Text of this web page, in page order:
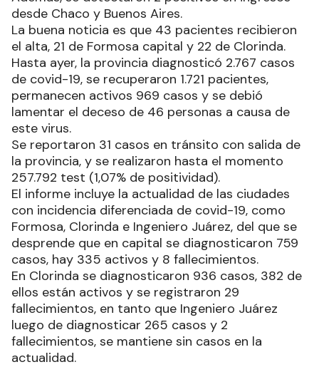
desde Chaco y Buenos Aires.
La buena noticia es que 43 pacientes recibieron
el alta, 21 de Formosa capital y 22 de Clorinda.
Hasta ayer, la provincia diagnosticó 2.767 casos
de covid-19, se recuperaron 1.721 pacientes,
permanecen activos 969 casos y se debió
lamentar el deceso de 46 personas a causa de
este virus.
Se reportaron 31 casos en tránsito con salida de
la provincia, y se realizaron hasta el momento
257.792 test (1,07% de positividad).
El informe incluye la actualidad de las ciudades
con incidencia diferenciada de covid-19, como
Formosa, Clorinda e Ingeniero Juárez, del que se
desprende que en capital se diagnosticaron 759
casos, hay 335 activos y 8 fallecimientos.
En Clorinda se diagnosticaron 936 casos, 382 de
ellos están activos y se registraron 29
fallecimientos, en tanto que Ingeniero Juárez
luego de diagnosticar 265 casos y 2
fallecimientos, se mantiene sin casos en la
actualidad.